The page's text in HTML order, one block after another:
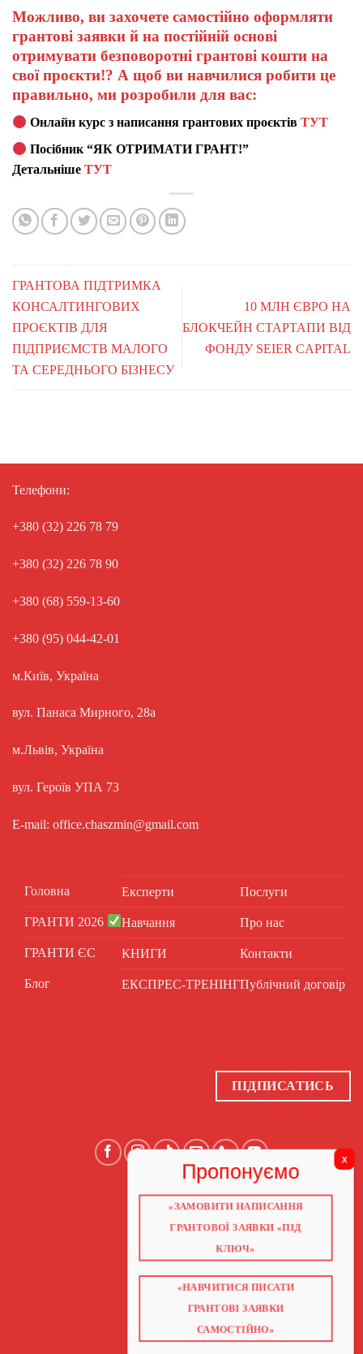
Можливо, ви захочете самостійно оформляти
грантові заявки й на постійній основі
отримувати безповоротні грантові кошти на
свої проєкти!? А щоб ви навчилися робити це
правильно, ми розробили для вас:
Онлайн курс з написання грантових проєктівТУТ
Посібник “ЯК ОТРИМАТИ ГРАНТ!”
Детальніше ТУТ
ГРАНТОВА ПІДТРИМКА
КОНСАЛТИНГОВИХ
ПРОЄКТІВ ДЛЯ
ПІДПРИЄМСТВ МАЛОГО
ТА СЕРЕДНЬОГО БІЗНЕСУ
10 МЛН ЄВРО НА
БЛОКЧЕЙН СТАРТАПИ ВІД
ФОНДУ SEIER CAPITAL
Телефони:
+380 (32) 226 78 79
+380 (32) 226 78 90
+380 (68) 559-13-60
+380 (95) 044-42-01
м.Київ, Україна
вул. Панаса Мирного, 28а
м.Львів, Україна
вул. Героїв УПА 73
E-mail: office.chaszmin@gmail.com
Головна
ГРАНТИ 2026
ГРАНТИ ЄС
Блог
Експерти
Навчання
КНИГИ
ЕКСПРЕС-ТРЕНІНГ
Послуги
Про нас
Контакти
Публічний договір
ПІДПИСАТИСЬ
ГОЛОВНА
ГРАНТИ 2026
НАВЧАННЯ
КНИГИ
ВІДЕО ПРО ГРАНТИ
«ЗАМОВИТИ НАПИСАННЯ
ГРАНТОВОЇ ЗАЯВКИ «ПІД
КЛЮЧ»
«НАВЧИТИСЯ ПИСАТИ
ГРАНТОВІ ЗАЯВКИ
САМОСТІЙНО»